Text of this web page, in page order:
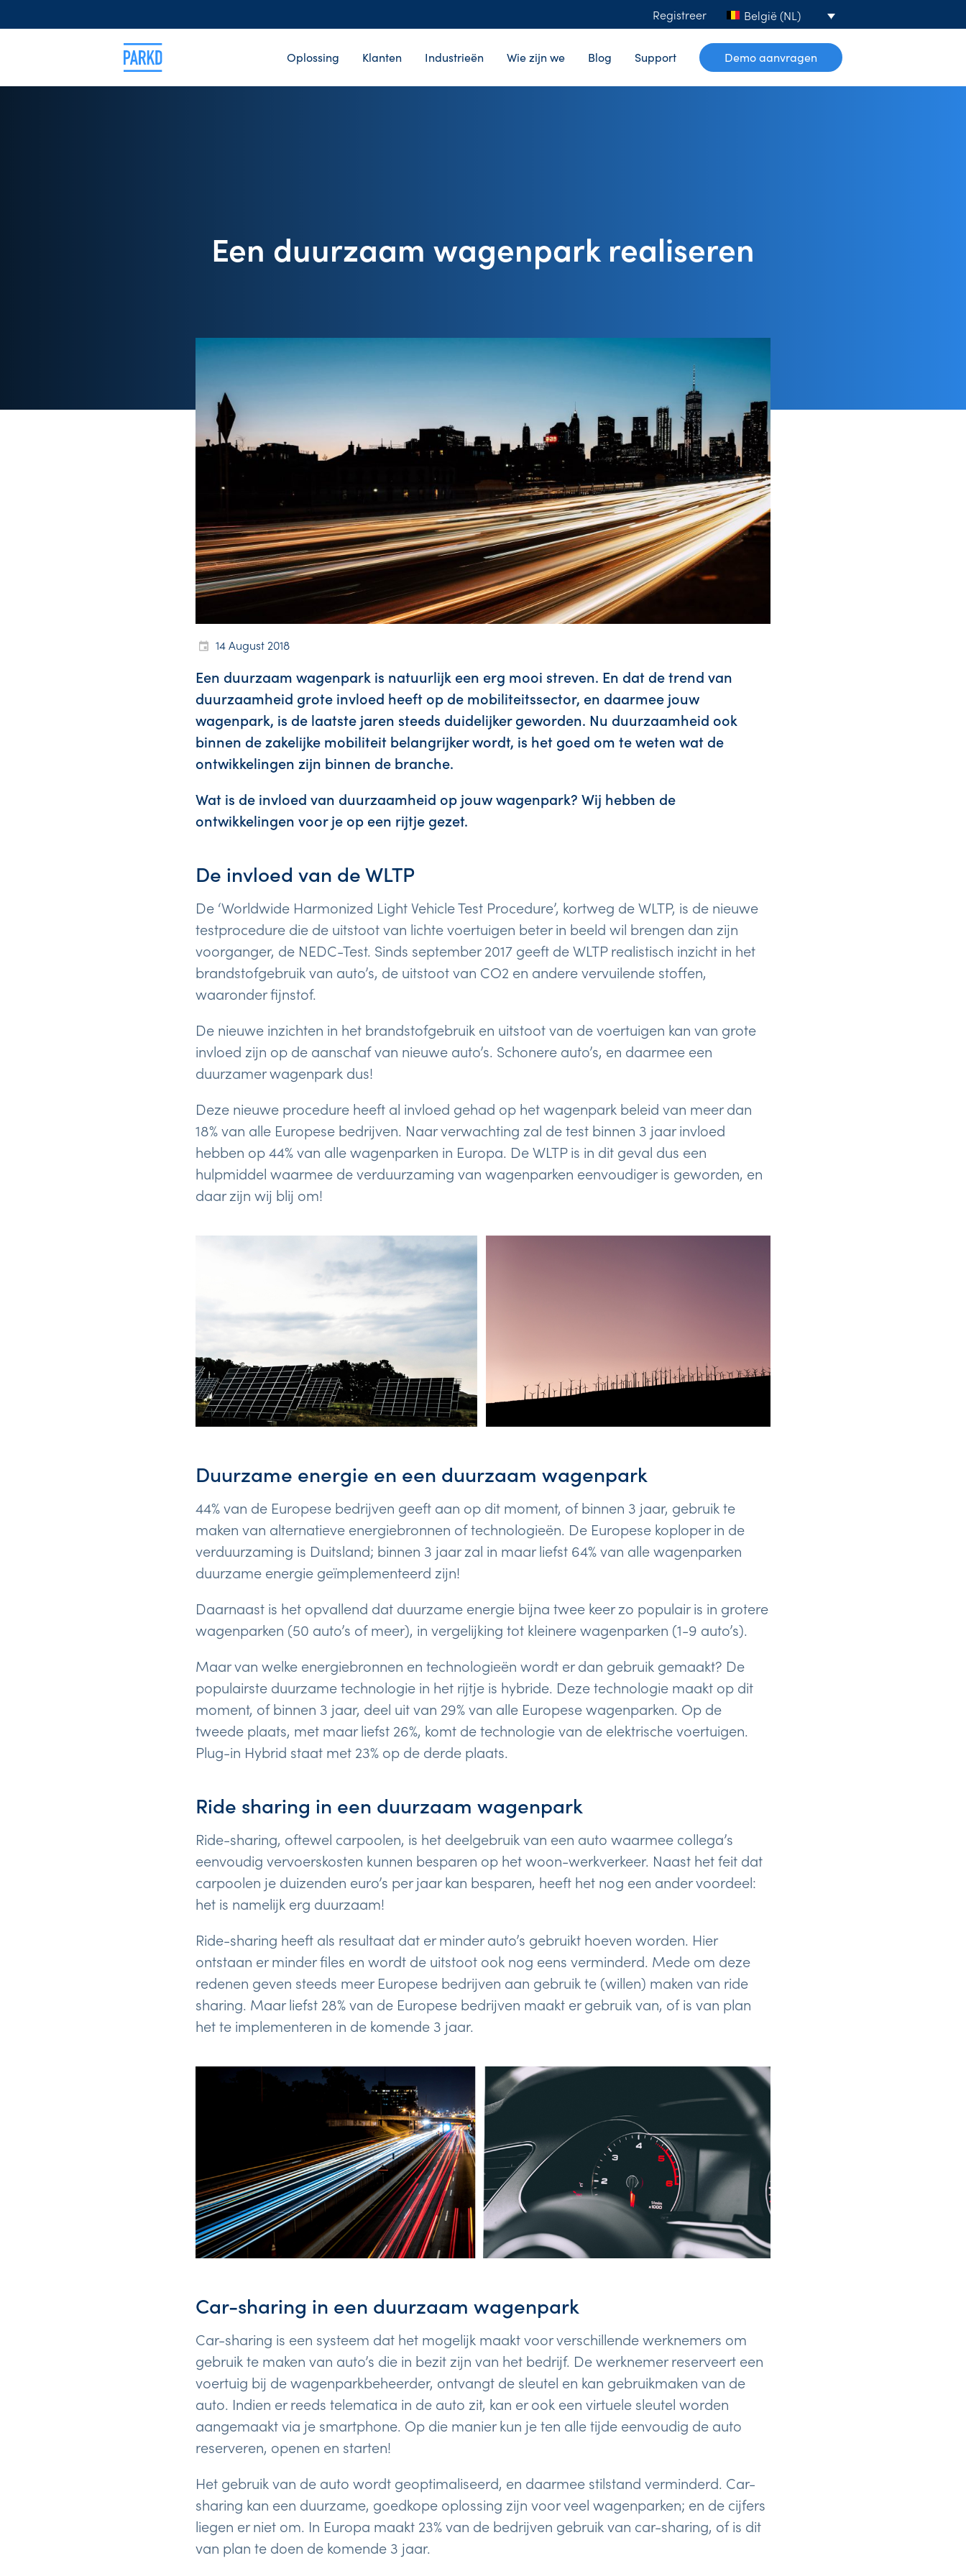
Registreer België (NL)
Oplossing Klanten Industrieën Wie zijn we Blog Support Demo aanvragen
Een duurzaam wagenpark realiseren
14 August 2018
Een duurzaam wagenpark is natuurlijk een erg mooi streven. En dat de trend van
duurzaamheid grote invloed heeft op de mobiliteitssector, en daarmee jouw
wagenpark, is de laatste jaren steeds duidelijker geworden. Nu duurzaamheid ook
binnen de zakelijke mobiliteit belangrijker wordt, is het goed om te weten wat de
ontwikkelingen zijn binnen de branche.
Wat is de invloed van duurzaamheid op jouw wagenpark? Wij hebben de
ontwikkelingen voor je op een rijtje gezet.
De invloed van de WLTP
De ‘Worldwide Harmonized Light Vehicle Test Procedure’, kortweg de WLTP, is de nieuwe
testprocedure die de uitstoot van lichte voertuigen beter in beeld wil brengen dan zijn
voorganger, de NEDC-Test. Sinds september 2017 geeft de WLTP realistisch inzicht in het
brandstofgebruik van auto’s, de uitstoot van CO2 en andere vervuilende stoffen,
waaronder fijnstof.
De nieuwe inzichten in het brandstofgebruik en uitstoot van de voertuigen kan van grote
invloed zijn op de aanschaf van nieuwe auto’s. Schonere auto’s, en daarmee een
duurzamer wagenpark dus!
Deze nieuwe procedure heeft al invloed gehad op het wagenpark beleid van meer dan
18% van alle Europese bedrijven. Naar verwachting zal de test binnen 3 jaar invloed
hebben op 44% van alle wagenparken in Europa. De WLTP is in dit geval dus een
hulpmiddel waarmee de verduurzaming van wagenparken eenvoudiger is geworden, en
daar zijn wij blij om!
Duurzame energie en een duurzaam wagenpark
44% van de Europese bedrijven geeft aan op dit moment, of binnen 3 jaar, gebruik te
maken van alternatieve energiebronnen of technologieën. De Europese koploper in de
verduurzaming is Duitsland; binnen 3 jaar zal in maar liefst 64% van alle wagenparken
duurzame energie geïmplementeerd zijn!
Daarnaast is het opvallend dat duurzame energie bijna twee keer zo populair is in grotere
wagenparken (50 auto’s of meer), in vergelijking tot kleinere wagenparken (1-9 auto’s).
Maar van welke energiebronnen en technologieën wordt er dan gebruik gemaakt? De
populairste duurzame technologie in het rijtje is hybride. Deze technologie maakt op dit
moment, of binnen 3 jaar, deel uit van 29% van alle Europese wagenparken. Op de
tweede plaats, met maar liefst 26%, komt de technologie van de elektrische voertuigen.
Plug-in Hybrid staat met 23% op de derde plaats.
Ride sharing in een duurzaam wagenpark
Ride-sharing, oftewel carpoolen, is het deelgebruik van een auto waarmee collega’s
eenvoudig vervoerskosten kunnen besparen op het woon-werkverkeer. Naast het feit dat
carpoolen je duizenden euro’s per jaar kan besparen, heeft het nog een ander voordeel:
het is namelijk erg duurzaam!
Ride-sharing heeft als resultaat dat er minder auto’s gebruikt hoeven worden. Hier
ontstaan er minder files en wordt de uitstoot ook nog eens verminderd. Mede om deze
redenen geven steeds meer Europese bedrijven aan gebruik te (willen) maken van ride
sharing. Maar liefst 28% van de Europese bedrijven maakt er gebruik van, of is van plan
het te implementeren in de komende 3 jaar.
Car-sharing in een duurzaam wagenpark
Car-sharing is een systeem dat het mogelijk maakt voor verschillende werknemers om
gebruik te maken van auto’s die in bezit zijn van het bedrijf. De werknemer reserveert een
voertuig bij de wagenparkbeheerder, ontvangt de sleutel en kan gebruikmaken van de
auto. Indien er reeds telematica in de auto zit, kan er ook een virtuele sleutel worden
aangemaakt via je smartphone. Op die manier kun je ten alle tijde eenvoudig de auto
reserveren, openen en starten!
Het gebruik van de auto wordt geoptimaliseerd, en daarmee stilstand verminderd. Car-
sharing kan een duurzame, goedkope oplossing zijn voor veel wagenparken; en de cijfers
liegen er niet om. In Europa maakt 23% van de bedrijven gebruik van car-sharing, of is dit
van plan te doen de komende 3 jaar.